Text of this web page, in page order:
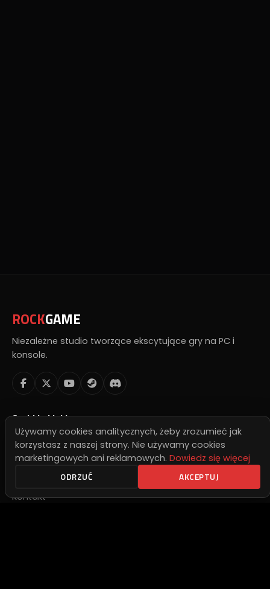
ROCKGAME
Niezależne studio tworzące ekscytujące gry na PC i
konsole.
Szybkie Linki
Nasze Gry
Publishing
Kontakt
Używamy cookies analitycznych, żeby zrozumieć jak
korzystasz z naszej strony. Nie używamy cookies
marketingowych ani reklamowych. Dowiedz się więcej
ODRZUĆ
AKCEPTUJ